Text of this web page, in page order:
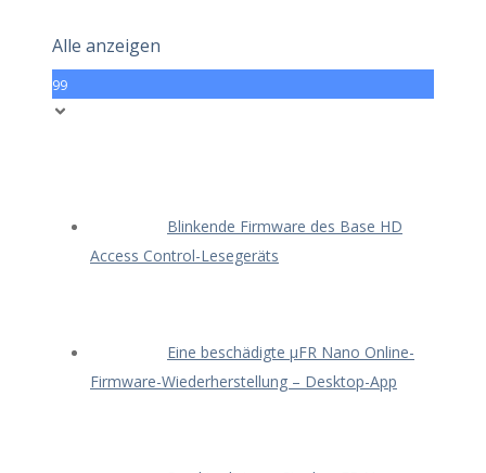
Alle anzeigen
99
Blinkende Firmware des Base HD
Access Control-Lesegeräts
Eine beschädigte μFR Nano Online-
Firmware-Wiederherstellung – Desktop-App